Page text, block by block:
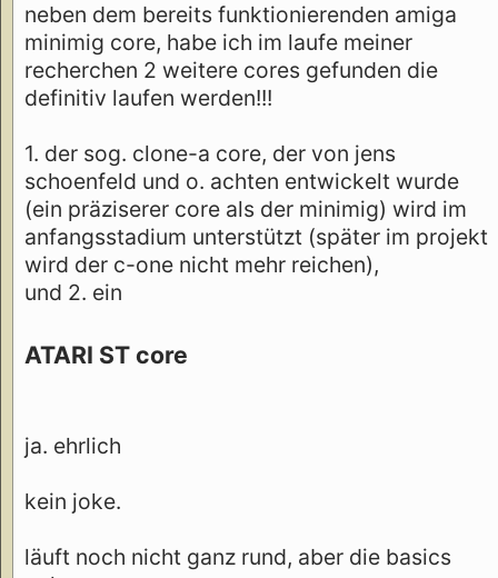
neben dem bereits funktionierenden amiga
minimig core, habe ich im laufe meiner
recherchen 2 weitere cores gefunden die
definitiv laufen werden!!!
1. der sog. clone-a core, der von jens
schoenfeld und o. achten entwickelt wurde
(ein präziserer core als der minimig) wird im
anfangsstadium unterstützt (später im projekt
wird der c-one nicht mehr reichen),
und 2. ein
ATARI ST core
ja. ehrlich
kein joke.
läuft noch nicht ganz rund, aber die basics